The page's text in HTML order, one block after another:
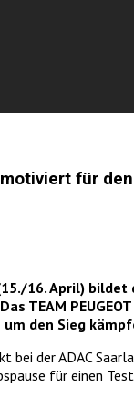
für
16. April)
TEAM
den Sieg
bei der ADAC
für einen